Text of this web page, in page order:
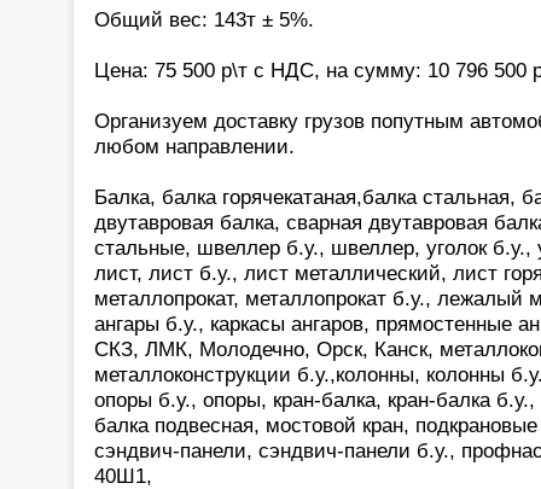
Общий вес: 143т ± 5%.
Цена: 75 500 р\т с НДС, на сумму: 10 796 500
Организуем доставку грузов попутным
любом направлении.
Балка, балка горячекатаная,балка стальная,
двутавровая балка, сварная двутавровая
стальные, швеллер б.у., швеллер, уголок б.у.,
лист, лист б.у., лист металлический, лист
металлопрокат, металлопрокат б.у., лежалый
ангары б.у., каркасы ангаров, прямостенные
СКЗ, ЛМК, Молодечно, Орск, Канск,
металлоконструкции б.у.,колонны, колонны
опоры б.у., опоры, кран-балка, кран-балка б.у.,
балка подвесная, мостовой кран,
сэндвич-панели, сэндвич-панели б.у.,
40Ш1,